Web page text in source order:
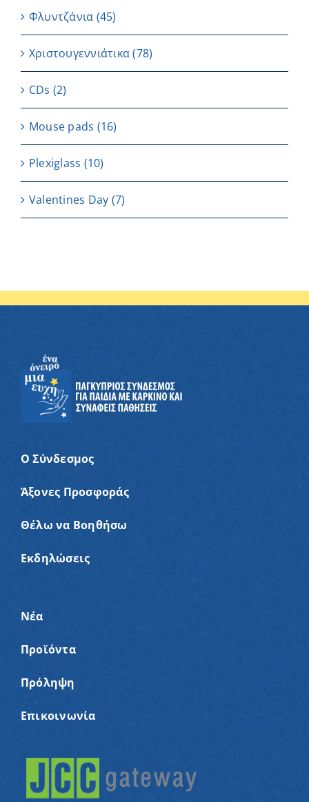
Φλυντζάνια (45)
Χριστουγεννιάτικα(78)
CDs (2)
Μouse pads (16)
Plexiglass (10)
Valentines Day (7)
Ο Σύνδεσμος
Άξονες Προσφοράς
Θέλω να Βοηθήσω
Εκδηλώσεις
Νέα
Προϊόντα
Πρόληψη
Επικοινωνία